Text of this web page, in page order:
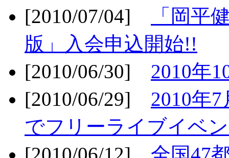
[2010/07/04]
「岡平
版」入会申込開始!!
[2010/06/30] 2010年
[2010/06/29] 2010年
でフリーライブイベ